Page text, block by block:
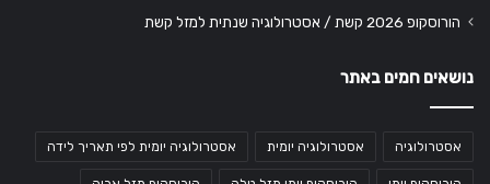
הורוסקופ 2026 קשת / אסטרולוגיה שנתית למזל קשת
נושאים חמים באתר
אסטרולוגיה אסטרולוגיה יומית אסטרולוגיה יומית לפי תאריך לידה